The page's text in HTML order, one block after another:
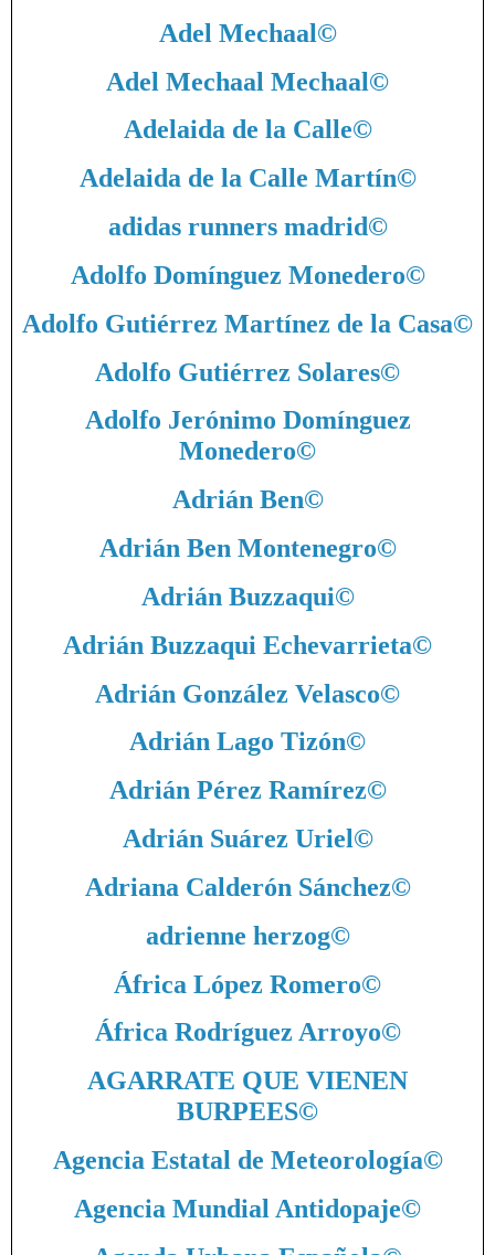
Adel Mechaal©
Adel Mechaal Mechaal©
Adelaida de la Calle©
Adelaida de la Calle Martín©
adidas runners madrid©
Adolfo Domínguez Monedero©
Adolfo Gutiérrez Martínez de la Casa©
Adolfo Gutiérrez Solares©
Adolfo Jerónimo Domínguez
Monedero©
Adrián Ben©
Adrián Ben Montenegro©
Adrián Buzzaqui©
Adrián Buzzaqui Echevarrieta©
Adrián González Velasco©
Adrián Lago Tizón©
Adrián Pérez Ramírez©
Adrián Suárez Uriel©
Adriana Calderón Sánchez©
adrienne herzog©
África López Romero©
África Rodríguez Arroyo©
AGARRATE QUE VIENEN
BURPEES©
Agencia Estatal de Meteorología©
Agencia Mundial Antidopaje©